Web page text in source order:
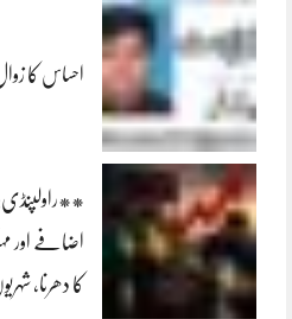
احساس کا
**راولپنڈی:
اضافے اور
کا دھرنا،